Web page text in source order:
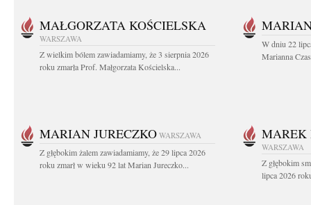
MAŁGORZATA KOŚCIELSKA
WARSZAWA
Z wielkim bólem zawiadamiamy, że 3 sierpnia 2026
roku zmarła Prof. Małgorzata Kościelska...
W dniu 22
Marianna
MARIAN JURECZKO WARSZAWA
Z głębokim żalem zawiadamiamy, że 29 lipca 2026
roku zmarł w wieku 92 lat Marian Jureczko...
MAREK
WARSZAWA
Z głębokim
lipca 2026